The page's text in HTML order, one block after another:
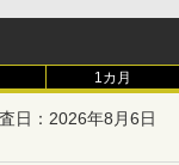
1カ月
日：2026年8月6日